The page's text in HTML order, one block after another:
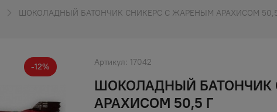
ШОКОЛАДНЫЙ БАТОНЧИК СНИКЕРС С ЖАРЕНЫМ АРАХИСОМ
-12% Артикул: 17042
ШОКОЛАДНЫЙ БАТОНЧИК
АРАХИСОМ 50,5 Г